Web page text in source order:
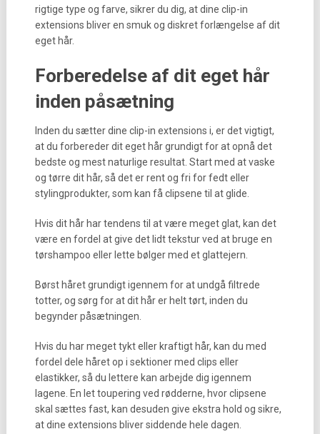
rigtige type og farve, sikrer du dig, at dine clip-in
extensions bliver en smuk og diskret forlængelse af dit
eget hår.
Forberedelse af dit eget hår
inden påsætning
Inden du sætter dine clip-in extensions i, er det vigtigt,
at du forbereder dit eget hår grundigt for at opnå det
bedste og mest naturlige resultat. Start med at vaske
og tørre dit hår, så det er rent og fri for fedt eller
stylingprodukter, som kan få clipsene til at glide.
Hvis dit hår har tendens til at være meget glat, kan det
være en fordel at give det lidt tekstur ved at bruge en
tørshampoo eller lette bølger med et glattejern.
Børst håret grundigt igennem for at undgå filtrede
totter, og sørg for at dit hår er helt tørt, inden du
begynder påsætningen.
Hvis du har meget tykt eller kraftigt hår, kan du med
fordel dele håret op i sektioner med clips eller
elastikker, så du lettere kan arbejde dig igennem
lagene. En let toupering ved rødderne, hvor clipsene
skal sættes fast, kan desuden give ekstra hold og sikre,
at dine extensions bliver siddende hele dagen.